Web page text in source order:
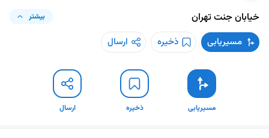
خیابان جنتتهران بیشتر
مسیریابی ذخیره ارسال
مسیریابی ذخیره ارسال